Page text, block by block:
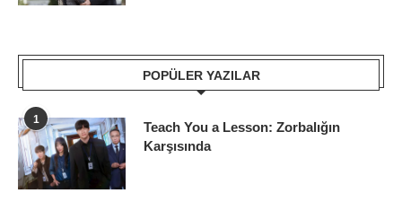
POPÜLER YAZILAR
1
Teach You a Lesson: Zorbalığın
Karşısında